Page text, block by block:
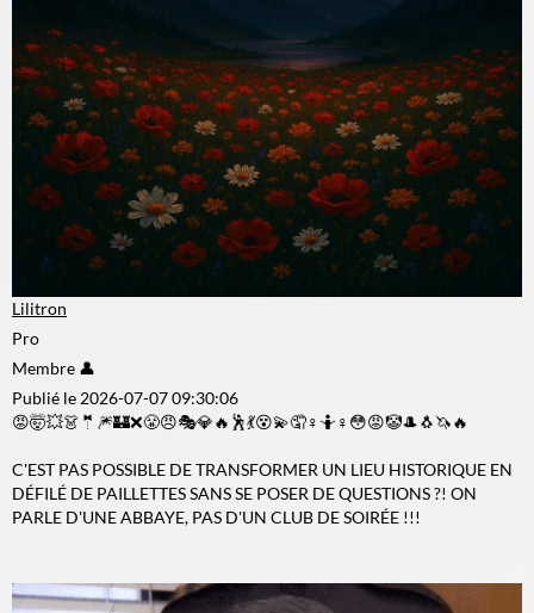
Lilitron
Pro
Membre 👤
Publié le 2026-07-07 09:30:06
😡🤯💥👗🤵🎆🏰❌😤😠🎭💎🔥🕺💃😵💫🤦♀️🤷♀️😳😡🤡🎩🐧🦄🔥
C'EST PAS POSSIBLE DE TRANSFORMER UN LIEU HISTORIQUE EN
DÉFILÉ DE PAILLETTES SANS SE POSER DE QUESTIONS ?! ON
PARLE D'UNE ABBAYE, PAS D'UN CLUB DE SOIRÉE !!!